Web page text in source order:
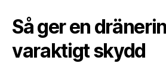
Så ger en
varaktigt skydd